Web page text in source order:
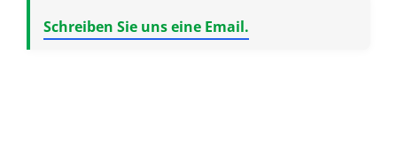
Schreiben Sie uns eine Email.